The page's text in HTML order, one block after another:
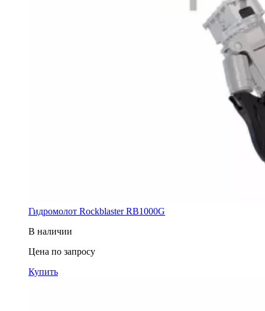
Гидромолот Rockblaster RB1000G
В наличии
Цена по запросу
Купить